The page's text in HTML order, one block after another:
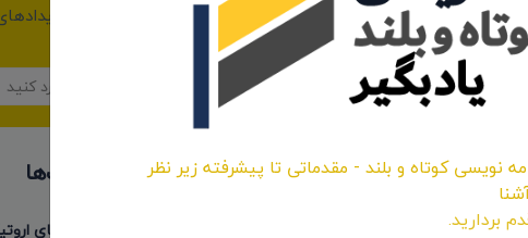
اشتراک:
از مهمترین اخبار و
پر بازدیدترین پست‌ها
فیلم های
نویسی کوتاه و بلند - مقدماتی تا پیشرفته زیر نظر
بردارید.